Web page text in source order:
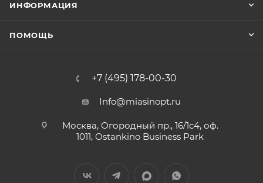
ИНФОРМАЦИЯ
ПОМОЩЬ
+7 (495) 178-00-30
Info@miasinopt.ru
Москва, Огородный пр., 16/1с4, оф.
1011, Ostankino Business Park